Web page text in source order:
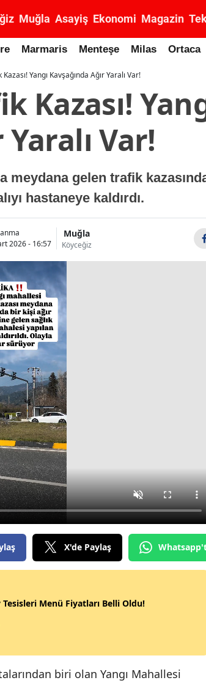
Muğla Asayiş Ekonomi Magazin
Marmaris Menteşe Milas Ortaca
Yangı Kavşağında Ağır Yaralı Var!
Kazası!
Var!
meydana gelen trafik
hastaneye kaldırdı.
2026 - 16:57
Muğla
Köyceğiz
X'de Paylaş
Menü Fiyatları Belli Oldu!
biri olan Yangı Mahallesi